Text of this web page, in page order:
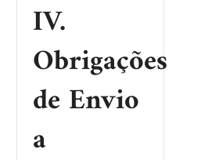
IV.
Obrigações
de Envio
a